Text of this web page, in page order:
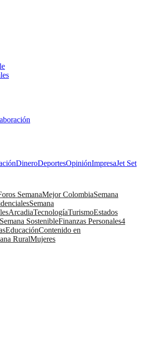
DineroDeportesOpiniónImpresaJet Set
SemanaMejor ColombiaSemana
Semana
ArcadiaTecnologíaTurismoEstados
Semana SostenibleFinanzas Personales4
EducaciónContenido en
RuralMujeres